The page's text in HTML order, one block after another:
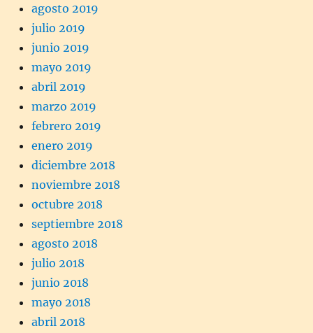
agosto 2019
julio 2019
junio 2019
mayo 2019
abril 2019
marzo 2019
febrero 2019
enero 2019
diciembre 2018
noviembre 2018
octubre 2018
septiembre 2018
agosto 2018
julio 2018
junio 2018
mayo 2018
abril 2018